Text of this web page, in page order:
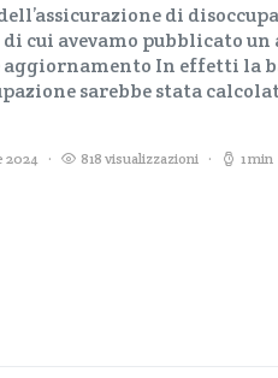
di
cui avevamo pubblicato
In effetti la
sarebbe stata
2024 818 visualizzazioni 1 min